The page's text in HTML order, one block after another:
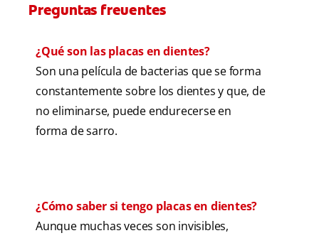
Preguntas freuentes
¿Qué son las placas en dientes?
Son una película de bacterias que se forma
constantemente sobre los dientes y que, de
no eliminarse, puede endurecerse en
forma de sarro.
¿Cómo saber si tengo placas en dientes?
Aunque muchas veces son invisibles,